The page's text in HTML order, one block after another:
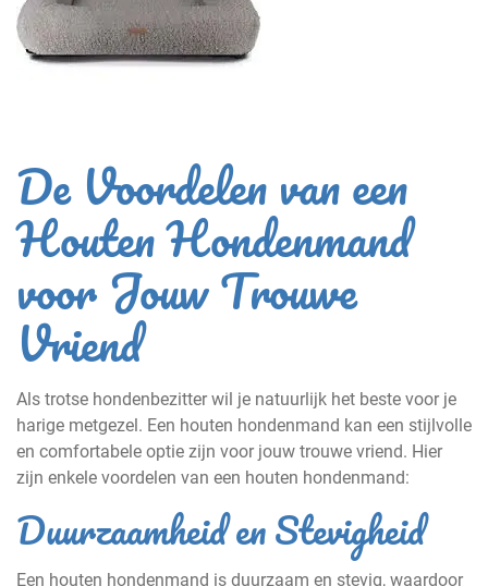
De Voordelen van een
Houten Hondenmand
voor Jouw Trouwe
Vriend
Als trotse hondenbezitter wil je natuurlijk het beste voor je
harige metgezel. Een houten hondenmand kan een stijlvolle
en comfortabele optie zijn voor jouw trouwe vriend. Hier
zijn enkele voordelen van een houten hondenmand:
Duurzaamheid en Stevigheid
Een houten hondenmand is duurzaam en stevig, waardoor